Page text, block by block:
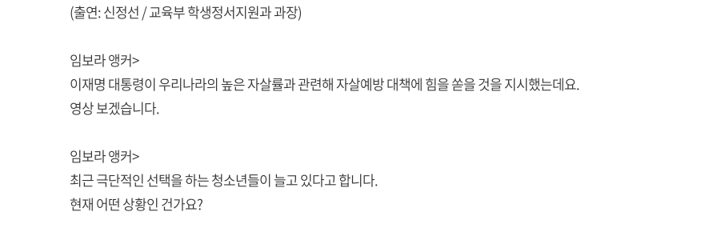
(출연: 신정선 / 교육부 학생정서지원과 과장)
임보라 앵커>
이재명 대통령이 우리나라의 높은 자살률과 관련해 자살예방 대책에 힘을 쏟을 것을 지시했는데요.
영상 보겠습니다.
임보라 앵커>
최근 극단적인 선택을 하는 청소년들이 늘고 있다고 합니다.
현재 어떤 상황인 건가요?